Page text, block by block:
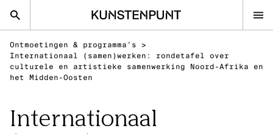
nl en
Advies
Ontmoetingen & programma’s >
Internationaal (samen)werken: rondetafel over
culturele en artistieke samenwerking Noord-Afrika en
het Midden-Oosten
Internationaal